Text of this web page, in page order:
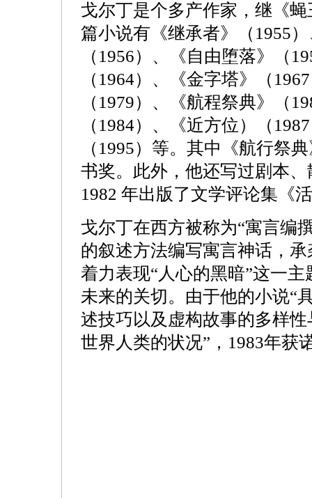
戈尔丁是个多产作家，继《
篇小说有《继承者》（1955
（1956）、《自由堕落》（
（1964）、《金字塔》（
（1979）、《航程祭典》（
（1984）、《近方位）（
（1995）等。其中《航行祭
书奖。此外，他还写过剧本
1982 年出版了文学评论集《
戈尔丁在西方被称为“寓言编
的叙述方法编写寓言神话，
着力表现“人心的黑暗”这一
未来的关切。由于他的小说“
述技巧以及虚构故事的多样
世界人类的状况”，1983年获